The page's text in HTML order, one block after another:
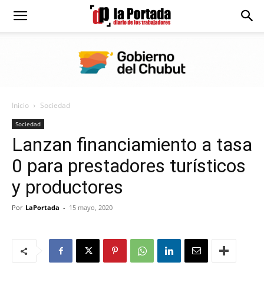
Diario
Portada
Inicio Sociedad
Sociedad
Lanzan financiamiento a tasa
0 para prestadores turísticos
y productores
Por LaPortada - 15 mayo, 2020